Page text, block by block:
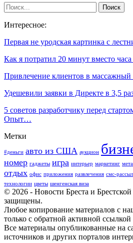
Интересное:
Первая не уродская картинка с
Как я потратил 20 минут вместо
Привлечение клиентов в
Удешевили заявки в Директе в 3,5
5 советов разработчику перед
Опыт…
Метки
#деньги авто из США аукцион
номер гаджеты игра интерьер маркетинг
отдых офис приложения развлечения смс-
технологии цветы шенгенская виза
© 2026 - Новости Бреста и
защищены.
Любое копирование материалов с
только с обратной активной ссылкой
Все материалы опубликованные на
источников и других порталов